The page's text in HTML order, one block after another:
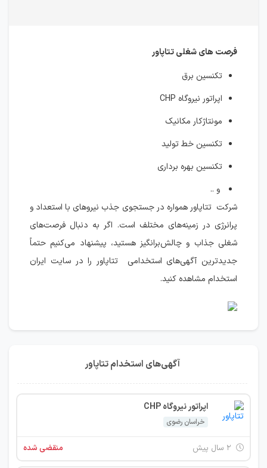
فرصت های شغلی تتاپاور
تکنسین برق
اپراتور نیروگاه CHP
مونتاژکار مکانیک
تکنسین خط تولید
تکنسین بهره برداری
و ..
شرکت تتاپاور همواره در جستجوی جذب نیروهای با استعداد و
پرانرژی در زمینه‌های مختلف است. اگر به دنبال فرصت‌های
شغلی جذاب و چالش‌برانگیز هستید، پیشنهاد می‌کنیم حتماً
جدیدترین آگهی‌های استخدامی تتاپاور را در سایت ایران
استخدام مشاهده کنید.
آگهی‌های استخدام تتاپاور
اپراتور نیروگاه CHP
خراسان رضوی
منقضی شده